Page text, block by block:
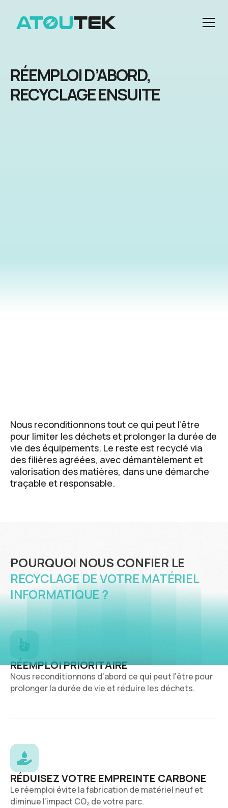
RÉEMPLOI D’ABORD,
RECYCLAGE ENSUITE
Nous reconditionnons tout ce qui peut l’être
pour limiter les déchets et prolonger la durée de
vie des équipements. Le reste est recyclé via
des filières agréées, avec démantèlement et
valorisation des matières, dans une démarche
traçable et responsable.
POURQUOI NOUS CONFIER LE
RECYCLAGE DE VOTRE MATÉRIEL
INFORMATIQUE ?
RÉEMPLOI PRIORITAIRE
Nous reconditionnons d’abord ce qui peut l’être pour
prolonger la durée de vie et réduire les déchets.
RÉDUISEZ VOTRE EMPREINTE CARBONE
Le réemploi évite la fabrication de matériel neuf et
diminue l’impact CO₂ de votre parc.